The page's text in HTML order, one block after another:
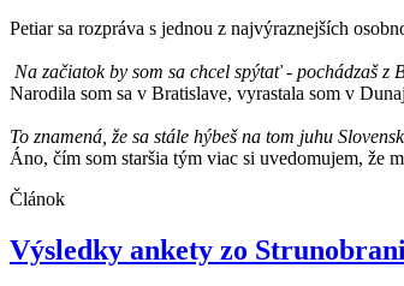
Petiar sa rozpráva s jednou z najvýraznejších
Na začiatok by som sa chcel spýtať - pochádzaš z
Narodila som sa v Bratislave, vyrastala som v
To znamená, že sa stále hýbeš na tom juhu
Áno, čím som staršia tým viac si uvedomujem, že
Článok
Výsledky ankety zo